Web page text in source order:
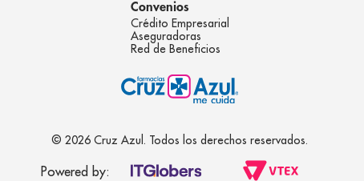
Convenios
Crédito Empresarial
Aseguradoras
Red de Beneficios
© 2026 Cruz Azul. Todos los derechos reservados.
Powered by: